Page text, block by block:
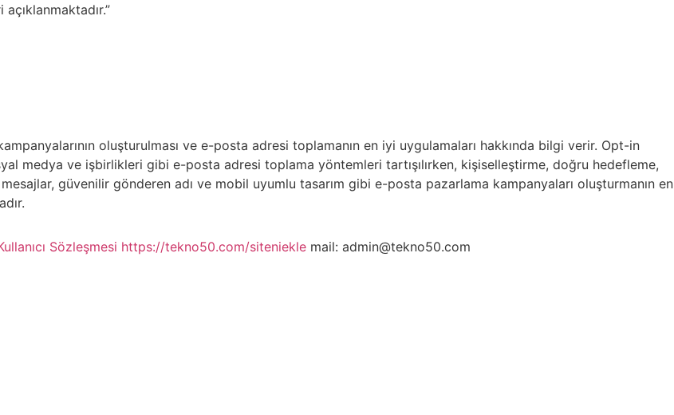
oluşturulması ve e-posta adresi toplamanın en iyi uygulamaları hakkında bilgi verir. Opt-in
medya ve işbirlikleri gibi e-posta adresi toplama yöntemleri tartışılırken, kişiselleştirme, doğru hedefleme,
güvenilir gönderen adı ve mobil uyumlu tasarım gibi e-posta pazarlama kampanyaları oluşturmanın en
Sözleşmesi https://tekno50.com/siteniekle mail: admin@tekno50.com